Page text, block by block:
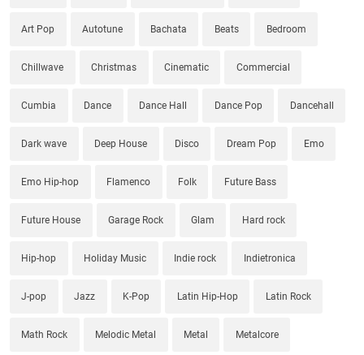
Art Pop Autotune Bachata Beats Bedroom
Chillwave Christmas Cinematic Commercial
Cumbia Dance Dance Hall Dance Pop Dancehall
Dark wave Deep House Disco Dream Pop Emo
Emo Hip-hop Flamenco Folk Future Bass
Future House Garage Rock Glam Hard rock
Hip-hop Holiday Music Indie rock Indietronica
J-pop Jazz K-Pop Latin Hip-Hop Latin Rock
Math Rock Melodic Metal Metal Metalcore